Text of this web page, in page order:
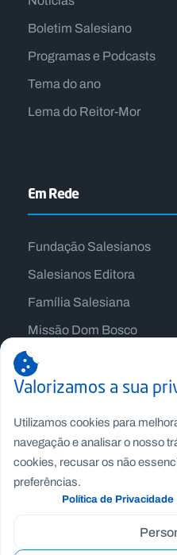
Boletim Salesiano
Programas e Podcasts
Tema do ano
Lema do Reitor-Mor
Em Rede
Fundação Salesianos
Salesianos Editora
Família Salesiana
Missão Dom Bosco
Jogos Nacionais
Valorizamos a sua
Utilizamos cookies para
navegação e analisar o nosso
cookies, recusar os não
preferências.
Política de Privacidade